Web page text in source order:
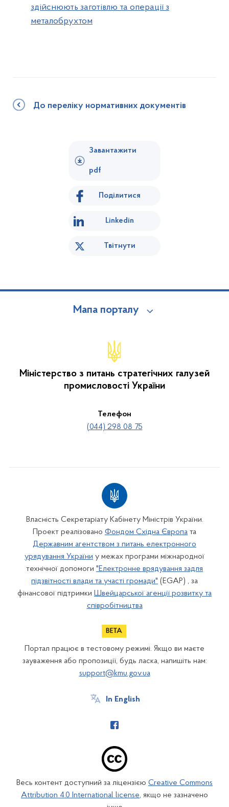
здійснюють заготівлю та операції з
металобрухтом
До переліку нормативних документів
Завантажити
pdf
Поділитися
Linkedin
Твітнути
Мапа порталу
Міністерство з питань стратегічних галузей
промисловості України
Телефон
(044) 298 08 75
Власність Секретаріату Кабінету Міністрів України.
Проект реалізовано Фондом Східна Європа та
Державним агентством з питань електронного
урядування України у межах програми міжнародної
технічної допомоги "Електронне врядування задля
підзвітності влади та участі громади" (EGAP) , за
фінансової підтримки Швейцарської агенції розвитку та
співробітництва
Портал працює в тестовому режимі. Якщо ви маєте
зауваження або пропозиції, будь ласка, напишіть нам:
support@kmu.gov.ua
In English
Весь контент доступний за ліцензією Creative Commons
Attribution 4.0 International license, якщо не зазначено